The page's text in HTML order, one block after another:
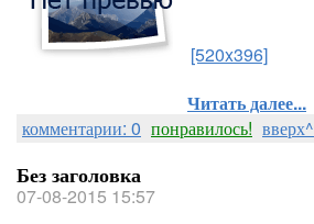
[520x396]
Читать далее...
комментарии: 0 понравилось! вверх^
Без заголовка
07-08-2015 15:57